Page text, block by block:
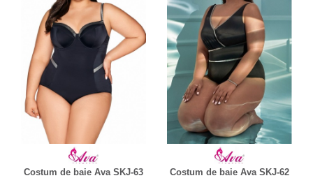
Costum de baie Ava SKJ-63 Costum de baie Ava SKJ-62